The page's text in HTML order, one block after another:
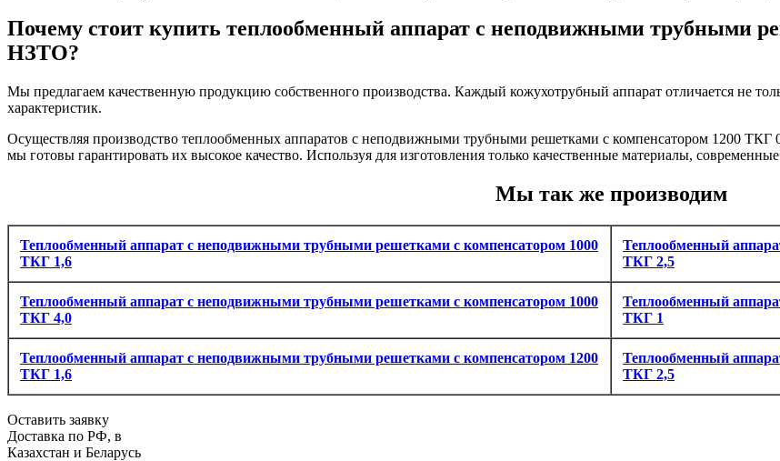
Почему стоит купить теплообменный аппарат с неподвижными трубными
НЗТО?
Мы предлагаем качественную продукцию собственного производства. Каждый кожухотрубный аппарат отличается не
характеристик.
Осуществляя производство теплообменных аппаратов с неподвижными трубными решетками с компенсатором 1200
мы готовы гарантировать их высокое качество. Используя для изготовления только качественные материалы,
Мы так же производим
Теплообменный аппарат с неподвижными трубными решетками с компенсатором 1000
ТКГ 1,6
Теплообменный
ТКГ 2,5
Теплообменный аппарат с неподвижными трубными решетками с компенсатором 1000
ТКГ 4,0
Теплообменный
ТКГ 1
Теплообменный аппарат с неподвижными трубными решетками с компенсатором 1200
ТКГ 1,6
Теплообменный
ТКГ 2,5
Оставить заявку
Доставка по РФ, в
Казахстан и Беларусь